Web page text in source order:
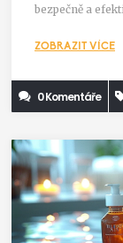
bezpečně a
ZOBRAZIT VÍCE
0 Komentáře